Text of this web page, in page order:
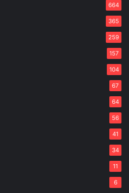
664
365
259
157
104
67
64
56
41
34
11
6